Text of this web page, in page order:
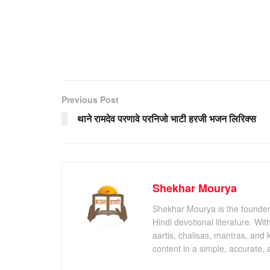
Previous Post
थाने रामदेव परणावे परनिजो भाटी हरजी भजन लिरिक्स
Shekhar Mourya
Shekhar Mourya is the
Hindi devotional literature.
aartis, chalisas, mantras, and
content in a simple, accurate,